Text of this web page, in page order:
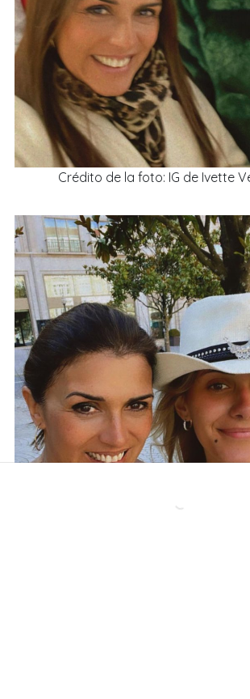
Crédito de la foto: IG de Ivette